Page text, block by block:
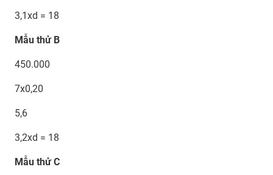
3,1xd = 18
Mẫu thử B
450.000
7x0,20
5,6
3,2xd = 18
Mẫu thử C